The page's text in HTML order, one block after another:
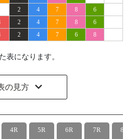
2 4 7 8
6
2 4 7 8
6
2 4 7 6 8
表になります。
の見方
4R 5R 6R 7R 8R